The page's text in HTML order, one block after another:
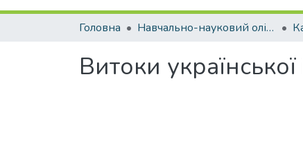
Головна Навчально-науковий олімпійський інститут
Витоки